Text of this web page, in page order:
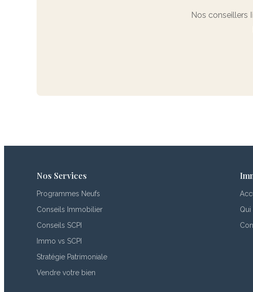
Nos conseillers
Nos Services
Programmes Neufs
Conseils Immobilier
Conseils SCPI
Immo vs SCPI
Stratégie Patrimoniale
Vendre votre bien